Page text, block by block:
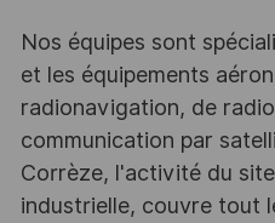
Nos équipes sont
et les équipements
radionavigation, de
communication par
Corrèze, l'activité du
industrielle, couvre tout